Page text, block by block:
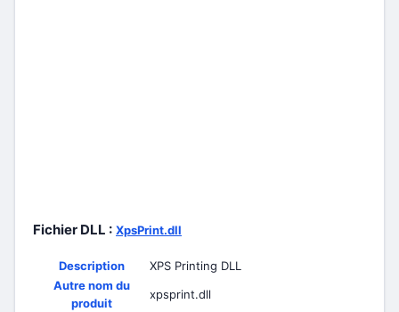
Fichier DLL : XpsPrint.dll
Description
XPS Printing DLL
Autre nom du
produit
xpsprint.dll